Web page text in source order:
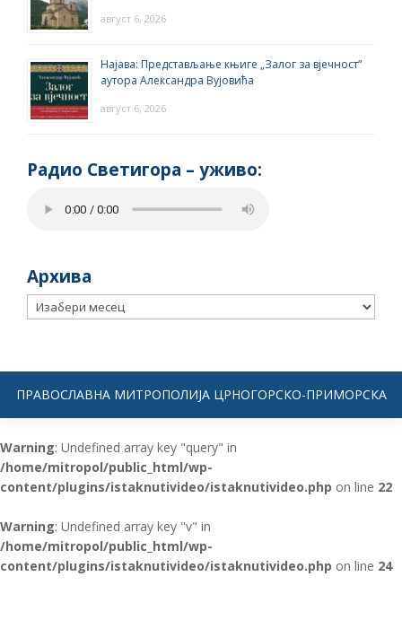
август 6, 2026
Најава: Представљање књиге „Залог за вјечност“
аутора Александра Вујовића
август 6, 2026
Радио Светигора – yживо:
Архива
Архива
ПРАВОСЛАВНА МИТРОПОЛИЈА ЦРНОГОРСКО-ПРИМОРСКА
Warning: Undefined array key "query" in
/home/mitropol/public_html/wp-
content/plugins/istaknutivideo/istaknutivideo.php on line 22
Warning: Undefined array key "v" in
/home/mitropol/public_html/wp-
content/plugins/istaknutivideo/istaknutivideo.php on line 24